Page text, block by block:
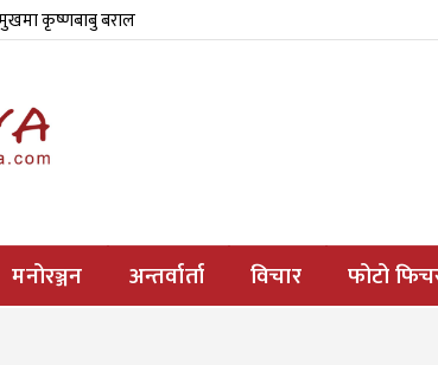
कृष्णबाबु बराल
मनोरञ्जन अन्तर्वार्ता विचार फोटो